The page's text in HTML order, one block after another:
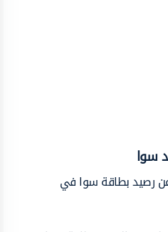
سوا
رصيد بطاقة سوا في